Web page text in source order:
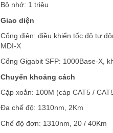
Bộ nhớ: 1 triệu
Giao diện
Cổng điện: điều khiển tốc độ tự
MDI-X
Cổng Gigabit SFP: 1000Base-X,
Chuyển khoảng cách
Cặp xoắn: 100M (cáp CAT5 /
Đa chế độ: 1310nm, 2Km
Chế độ đơn: 1310nm, 20 / 40Km